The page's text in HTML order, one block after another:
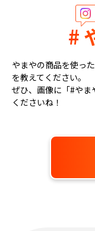
#
やまやの商品を使っ
を教えてください。
ぜひ、画像に「#や
くださいね！